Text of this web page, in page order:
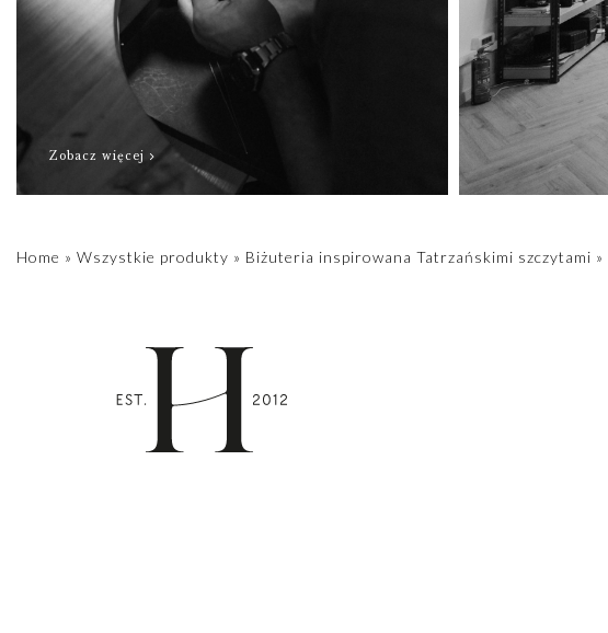
Zobacz więcej
Home » Wszystkie produkty » Biżuteria inspirowana Tatrzańskimi szczytami »